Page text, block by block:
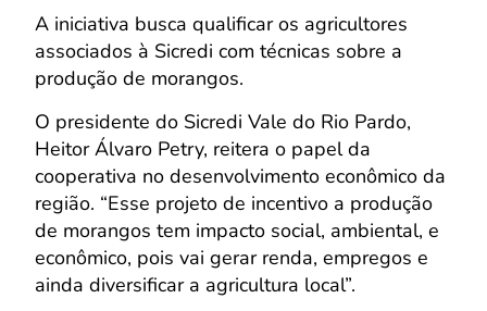
A iniciativa busca qualificar os agricultores
associados à Sicredi com técnicas sobre a
produção de morangos.
O presidente do Sicredi Vale do Rio Pardo,
Heitor Álvaro Petry, reitera o papel da
cooperativa no desenvolvimento econômico da
região. “Esse projeto de incentivo a produção
de morangos tem impacto social, ambiental, e
econômico, pois vai gerar renda, empregos e
ainda diversificar a agricultura local”.